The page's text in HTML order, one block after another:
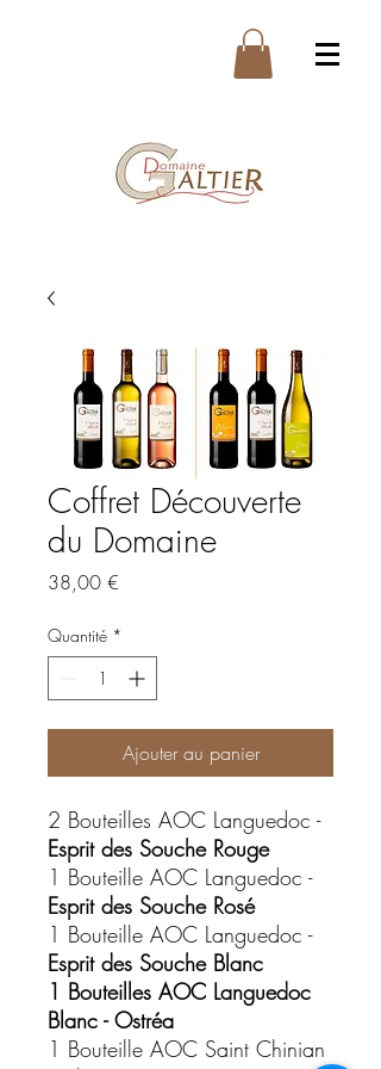
Coffret Découverte
du Domaine
38,00 €
Quantité *
Ajouter au panier
2 Bouteilles AOC Languedoc -
Esprit des Souche Rouge
1 Bouteille AOC Languedoc -
Esprit des Souche Rosé
1 Bouteille AOC Languedoc -
Esprit des Souche Blanc
1 Bouteilles AOC Languedoc
Blanc - Ostréa
1 Bouteille AOC Saint Chinian